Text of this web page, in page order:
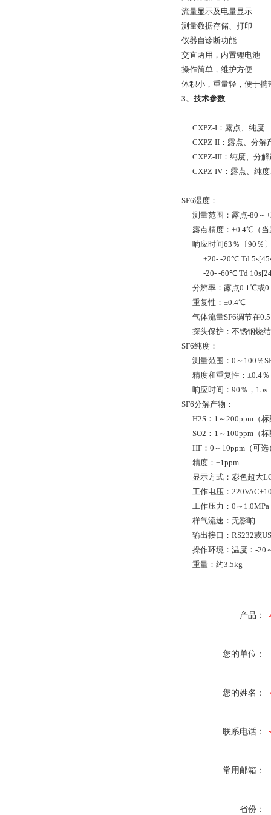
流量显示及电量显示
测量数据存储、打印
仪器自诊断功能
交直两用，内置锂电池
操作简单，维护方便
体积小，重量轻，便于携
3、技术参数
CXPZ-I：露点、纯度
CXPZ-II：露点、分解
CXPZ-III：纯度、分解
CXPZ-IV：露点、纯度
SF6湿度：
测量范围：露点-80～
露点精度：±0.4℃（当
响应时间63％〔90％
+20- -20℃ Td
-20- -60℃ Td
分辨率：露点0.1℃或
重复性：±0.4℃
气体流量SF6调节在
探头保护：不锈钢烧
SF6纯度：
测量范围：0～100％
精度和重复性：±0.4％
响应时间：90％，15s
SF6分解产物：
H2S：1～200ppm（标
SO2：1～100ppm（标
HF：0～10ppm（可选
精度：±1ppm
显示方式：彩色超大
工作电压：
工作压力：0～1.0MPa
样气流速：无影响
输出接口：RS232或
操作环境：温度：-20
重量：约3.5kg
产品：
您的单位：
您的姓名：
联系电话：
常用邮箱：
省份：